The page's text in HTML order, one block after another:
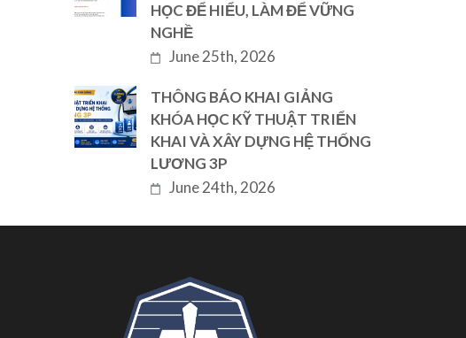
HỌC ĐỂ HIỂU, LÀM ĐỂ VỮNG
NGHỀ
June 25th, 2026
THÔNG BÁO KHAI GIẢNG
KHÓA HỌC KỸ THUẬT TRIỂN
KHAI VÀ XÂY DỰNG HỆ THỐNG
LƯƠNG 3P
June 24th, 2026